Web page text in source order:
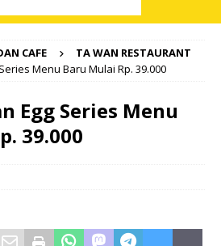
CAFE
TA WAN RESTAURANT
Menu Baru Mulai Rp. 39.000
Egg Series Menu
39.000